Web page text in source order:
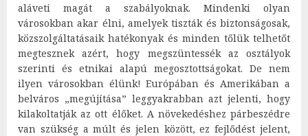
aláveti magát a szabályoknak. Mindenki olyan
városokban akar élni, amelyek tiszták és biztonságosak,
közszolgáltatásaik hatékonyak és minden tőlük telhetőt
megtesznek azért, hogy megszüntessék az osztályok
szerinti és etnikai alapú megosztottságokat. De nem
ilyen városokban élünk! Európában és Amerikában a
belváros „megújítása” leggyakrabban azt jelenti, hogy
kilakoltatják az ott élőket. A növekedéshez párbeszédre
van szükség a múlt és jelen között, ez fejlődést jelent,